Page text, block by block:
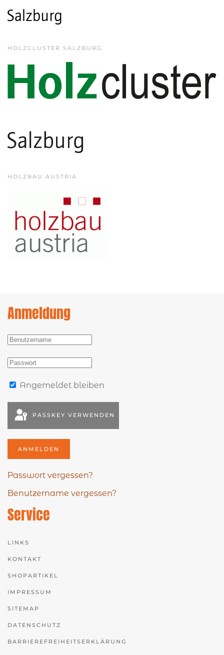
HOLZCLUSTER SALZBURG
HOLZBAU AUSTRIA
Anmeldung
Angemeldet bleiben
PASSKEY VERWENDEN
ANMELDEN
Passwort vergessen?
Benutzername vergessen?
Service
LINKS
KONTAKT
SHOPARTIKEL
IMPRESSUM
SITEMAP
DATENSCHUTZ
BARRIEREFREIHEITSERKLÄRUNG